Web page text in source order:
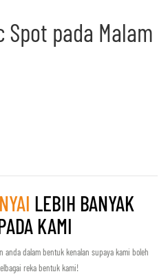
LEBIH BANYAK
KAMI
anda dalam bentuk kenalan supaya kami boleh
reka bentuk kami!